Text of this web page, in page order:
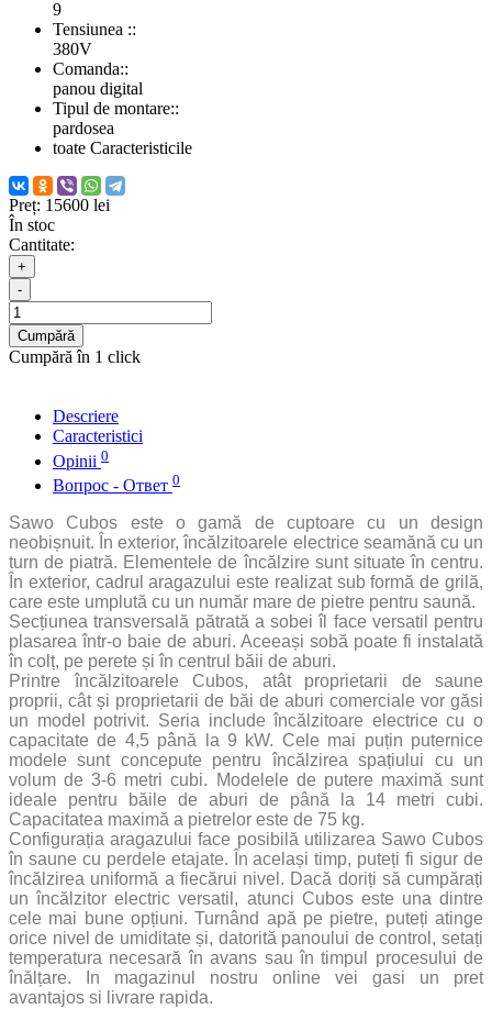
9
Tensiunea ::
380V
Comanda::
panou digital
Tipul de montare::
pardosea
toate Caracteristicile
Preț: 15600 lei
În stoc
Cantitate:
+
-
Cumpără
Cumpără în 1 click
Descriere
Caracteristici
Opinii 0
Вопрос - Ответ 0
Sawo Cubos este o gamă de cuptoare cu un design
neobișnuit. În exterior, încălzitoarele electrice seamănă cu un
turn de piatră. Elementele de încălzire sunt situate în centru.
În exterior, cadrul aragazului este realizat sub formă de grilă,
care este umplută cu un număr mare de pietre pentru saună.
Secțiunea transversală pătrată a sobei îl face versatil pentru
plasarea într-o baie de aburi. Aceeași sobă poate fi instalată
în colț, pe perete și în centrul băii de aburi.
Printre încălzitoarele Cubos, atât proprietarii de saune
proprii, cât și proprietarii de băi de aburi comerciale vor găsi
un model potrivit. Seria include încălzitoare electrice cu o
capacitate de 4,5 până la 9 kW. Cele mai puțin puternice
modele sunt concepute pentru încălzirea spațiului cu un
volum de 3-6 metri cubi. Modelele de putere maximă sunt
ideale pentru băile de aburi de până la 14 metri cubi.
Capacitatea maximă a pietrelor este de 75 kg.
Configurația aragazului face posibilă utilizarea Sawo Cubos
în saune cu perdele etajate. În același timp, puteți fi sigur de
încălzirea uniformă a fiecărui nivel. Dacă doriți să cumpărați
un încălzitor electric versatil, atunci Cubos este una dintre
cele mai bune opțiuni. Turnând apă pe pietre, puteți atinge
orice nivel de umiditate și, datorită panoului de control, setați
temperatura necesară în avans sau în timpul procesului de
înălțare. In magazinul nostru online vei gasi un pret
avantajos si livrare rapida.